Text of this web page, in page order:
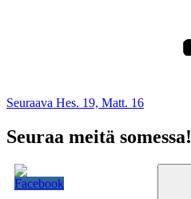
Seuraava Hes. 19, Matt. 16
Seuraa meitä somessa!
Etsi: